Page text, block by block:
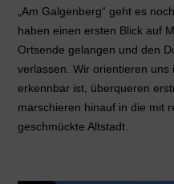
„Am Galgenberg“ geht es
haben einen ersten Blick auf
Ortsende gelangen und den
verlassen. Wir orientieren
erkennbar ist, überqueren
marschieren hinauf in die mit
geschmückte Altstadt.